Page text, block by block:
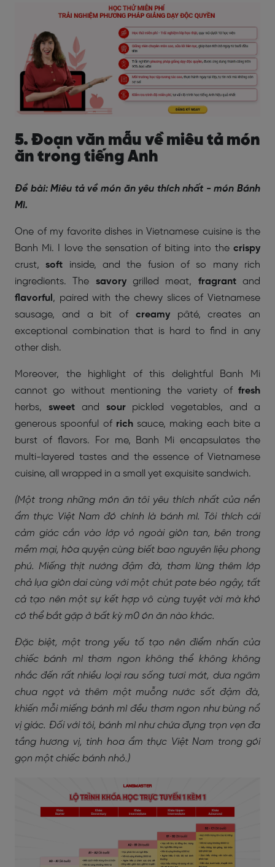
5. Đoạn văn mẫu về miêu tả món
ăn trong tiếng Anh
Đề bài: Miêu tả về món ăn yêu thích nhất - món Bánh
Mì.
One of my favorite dishes in Vietnamese cuisine is the
Banh Mi. I love the sensation of biting into the crispy
crust,soft inside, and the fusion of so many rich
ingredients. The savorygrilled meat, fragrantand
flavorful , paired with the chewy slices of Vietnamese
sausage, and a bit of creamy pâté, creates an
exceptional combination that is hard to find in any
other dish.
Moreover, the highlight of this delightful Banh Mi
cannot go without mentioning the variety of fresh
herbs, sweet and sour pickled vegetables, and a
generous spoonful of rich sauce, making each bite a
burst of flavors. For me, Banh Mi encapsulates the
multi-layered tastes and the essence of Vietnamese
cuisine, all wrapped in a small yet exquisite sandwich.
(Một trong những món ăn tôi yêu thích nhất của nền
ẩm thực Việt Nam đó chính là bánh mì. Tôi thích cái
cảm giác cắn vào lớp vỏ ngoài giòn tan, bên trong
mềm mại, hòa quyện cùng biết bao nguyên liệu phong
phú. Miếng thịt nướng đậm đà, thơm lừng thêm lớp
chả lụa giòn dai cùng với một chút pate béo ngậy, tất
cả tạo nên một sự kết hợp vô cùng tuyệt vời mà khó
có thể bắt gặp ở bất kỳ m0 ón ăn nào khác.
Đặc biệt, một trong yếu tố tạo nên điểm nhấn của
chiếc bánh mì thơm ngon không thể không không
nhắc đến rất nhiều loại rau sống tươi mát, dưa ngâm
chua ngọt và thêm một muỗng nước sốt đậm đà,
khiến mỗi miếng bánh mì đều thơm ngon như bùng nổ
vị giác. Đối với tôi, bánh mì như chứa đựng trọn vẹn đa
tầng hương vị, tinh hoa ẩm thực Việt Nam trong gói
gọn một chiếc bánh nhỏ.)